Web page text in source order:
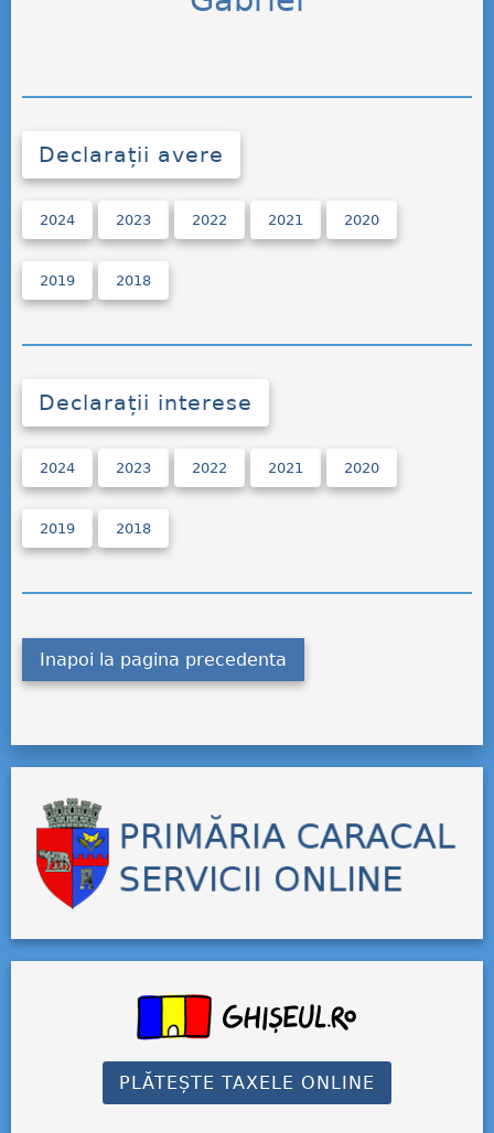
Declarații avere
2024 2023 2022 2021 2020
2019 2018
Declarații interese
2024 2023 2022 2021 2020
2019 2018
Inapoi la pagina precedenta
PLĂTEȘTE TAXELE ONLINE